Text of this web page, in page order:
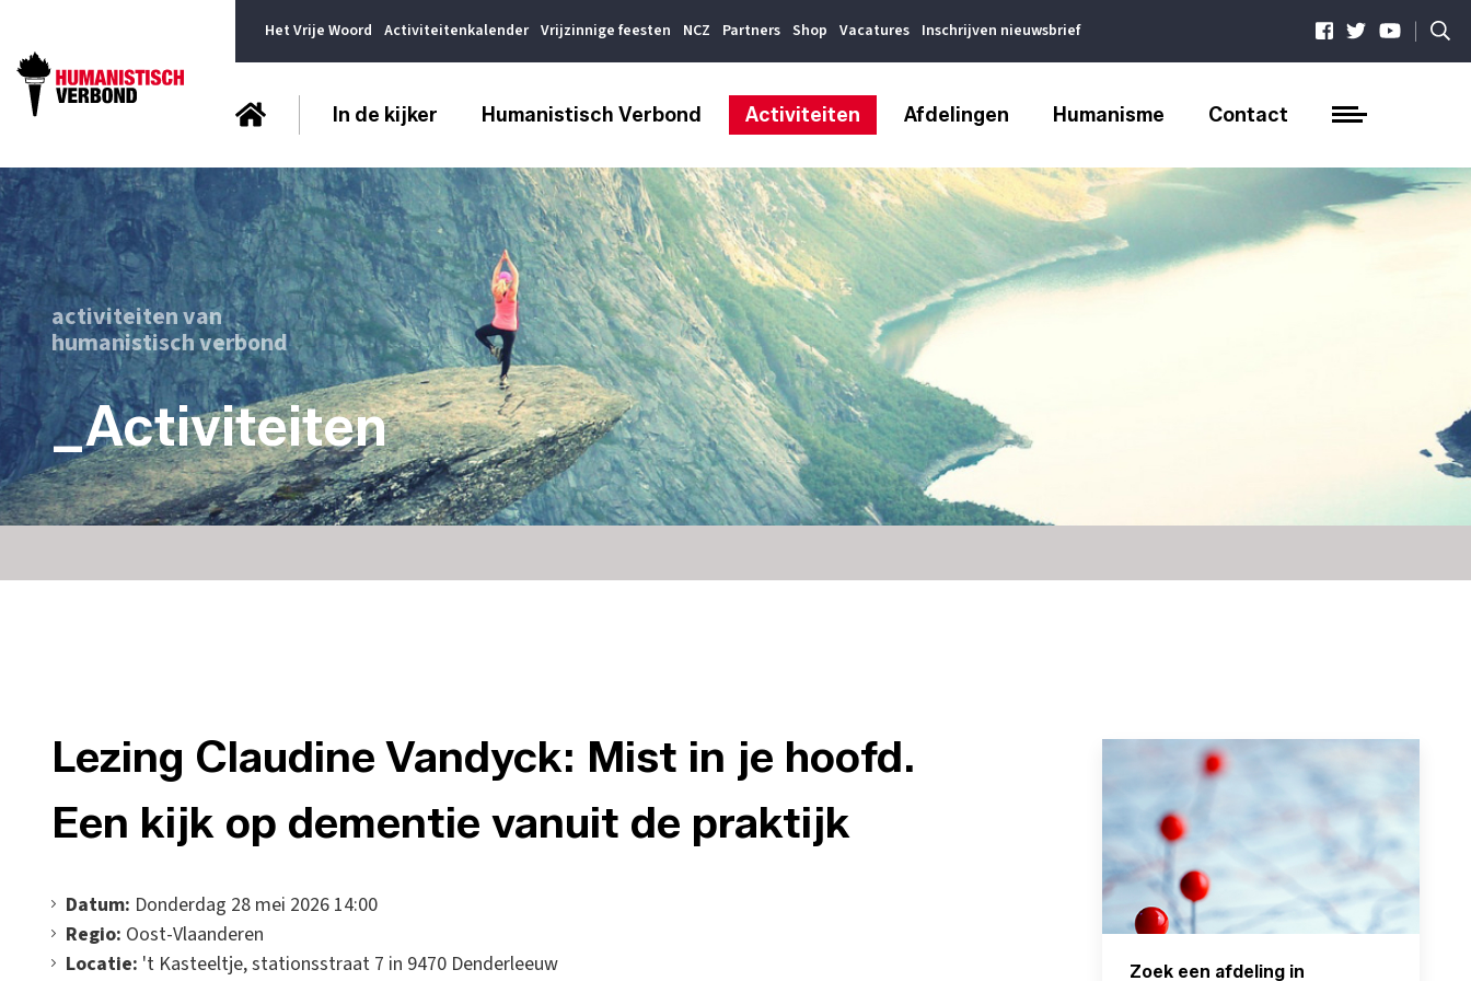
Het Vrije Woord Activiteitenkalender Vrijzinnige feesten NCZ Partners Shop Vacatures Inschrijven nieuwsbrief |
In de kijker Humanistisch Verbond Activiteiten Afdelingen Humanisme Contact
activiteiten van
humanistisch verbond
_Activiteiten
Lezing Claudine Vandyck: Mist in je hoofd.
Een kijk op dementie vanuit de praktijk
Datum: Donderdag 28 mei 2026 14:00
Regio: Oost-Vlaanderen
Locatie: 't Kasteeltje, stationsstraat 7 in 9470 Denderleeuw
Zoek een afdeling in